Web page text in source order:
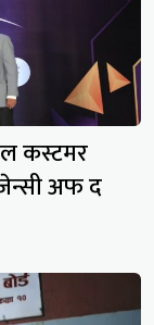
कस्टमर
अफ द